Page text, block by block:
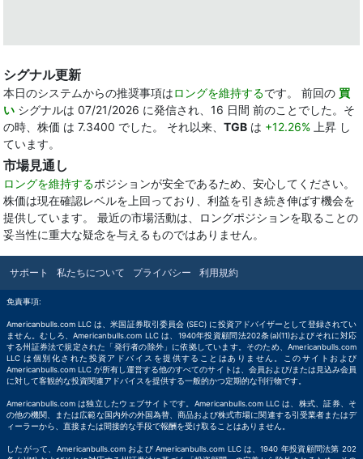
シグナル更新
本日のシステムからの推奨事項はロングを維持するです。 前回の 買
い シグナルは 07/21/2026 に発信され、16 日間 前のことでした。そ
の時、株価 は 7.3400 でした。 それ以来、 TGB は +12.26% 上昇 し
ています。
市場見通し
ロングを維持するポジションが安全であるため、安心してください。
株価は現在確認レベルを上回っており、利益を引き続き伸ばす機会を
提供しています。 最近の市場活動は、ロングポジションを取ることの
妥当性に重大な疑念を与えるものではありません。
サポート 私たちについて プライバシー 利用規約
免責事項:
Americanbulls.com LLC は、米国証券取引委員会 (SEC) に投資アドバイザーとして登録されてい
ません。むしろ、Americanbulls.com LLC は、1940年投資顧問法202条(a)(11)およびそれに対応
する州証券法で規定された「発行者の除外」に依拠しています。そのため、Americanbulls.com
LLC は個別化された投資アドバイスを提供することはありません。このサイトおよび
Americanbulls.com LLC が所有し運営する他のすべてのサイトは、会員および/または見込み会員
に対して客観的な投資関連アドバイスを提供する一般的かつ定期的な刊行物です。
Americanbulls.com は独立したウェブサイトです。Americanbulls.com LLC は、株式、証券、そ
の他の機関、または広範な国内外の外国為替、商品および株式市場に関連する引受業者またはデ
ィーラーから、直接または間接的な手段で報酬を受け取ることはありません。
したがって、Americanbulls.com および Americanbulls.com LLC は、1940 年投資顧問法第 202